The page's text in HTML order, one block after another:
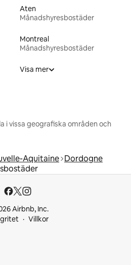
Aten
Månadshyresbostäder
Montreal
Månadshyresbostäder
Visa mer
i vissa geografiska områden och
Aquitaine Dordogne
Airbnb, Inc.
Villkor